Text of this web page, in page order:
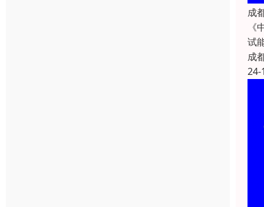
成
试
成
24-